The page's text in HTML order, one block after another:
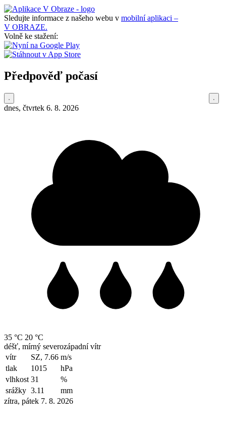
Sledujte informace z našeho webu v mobilní aplikaci –
V OBRAZE.
Volně ke stažení:
Předpověď počasí
dnes, čtvrtek 6. 8. 2026
35 °C 20 °C
déšť, mírný severozápadní vítr
vítr
SZ, 7.66 m/s
tlak
1015
hPa
vlhkost 31
%
srážky 3.11
mm
zítra, pátek 7. 8. 2026